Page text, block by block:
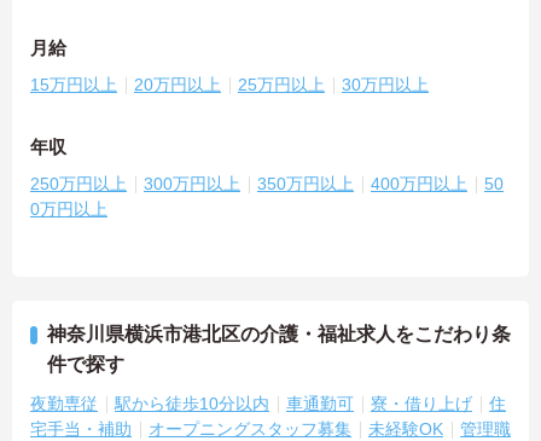
月給
15万円以上 20万円以上 25万円以上 30万円以上
年収
250万円以上 300万円以上 350万円以上 400万円以上
50
0万円以上
神奈川県横浜市港北区の介護・福祉求人をこだわり条
件で探す
夜勤専従 駅から徒歩10分以内 車通勤可 寮・借り上げ
住
宅手当・補助
オープニングスタッフ募集 未経験OK
管理職